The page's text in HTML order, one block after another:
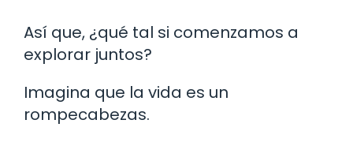
Así que, ¿qué tal si comenzamos a
explorar juntos?
Imagina que la vida es un
rompecabezas.